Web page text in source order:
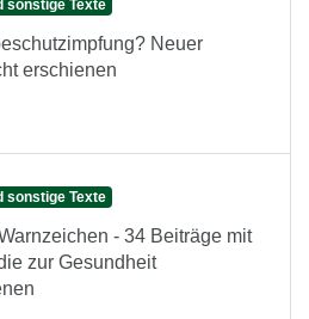
sonstige Texte
Neuer
erschienen
sonstige Texte
- 34 Beiträge mit
zur Gesundheit